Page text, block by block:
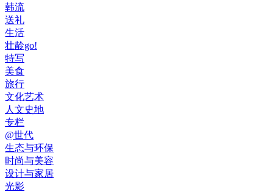
韩流
送礼
生活
壮龄go!
特写
美食
旅行
文化艺术
人文史地
专栏
@世代
生态与环保
时尚与美容
设计与家居
光影